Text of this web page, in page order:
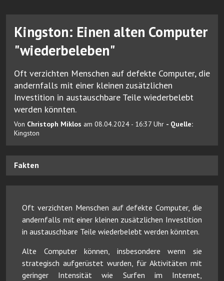
Kingston: Einen alten Computer
"wiederbeleben"
Oft verzichten Menschen auf defekte Computer, die
andernfalls mit einer kleinen zusätzlichen
Investition in austauschbare Teile wiederbelebt
werden könnten.
Von Christoph Miklos am 08.04.2024 - 16:37 Uhr - Quelle:
Kingston
Fakten
Oft verzichten Menschen auf defekte Computer, die
andernfalls mit einer kleinen zusätzlichen Investition
in austauschbare Teile wiederbelebt werden könnten.
Alte Computer können, insbesondere wenn sie
strategisch aufgerüstet wurden, für Aktivitäten mit
geringer Intensität wie Surfen im Internet,